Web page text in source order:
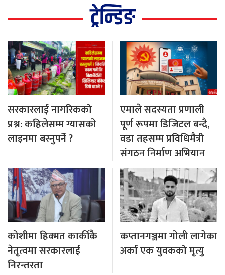
ट्रेन्डिङ
सरकारलाई नागरिकको
प्रश्न: कहिलेसम्म ग्यासको
लाइनमा बस्नुपर्ने ?
एमाले सदस्यता प्रणाली
पूर्ण रूपमा डिजिटल बन्दै,
वडा तहसम्म प्रविधिमैत्री
संगठन निर्माण अभियान
कोशीमा हिक्मत कार्कीकै
नेतृत्वमा सरकारलाई
निरन्तरता
कप्तानगञ्जमा गोली लागेका
अर्का एक युवकको मृत्यु